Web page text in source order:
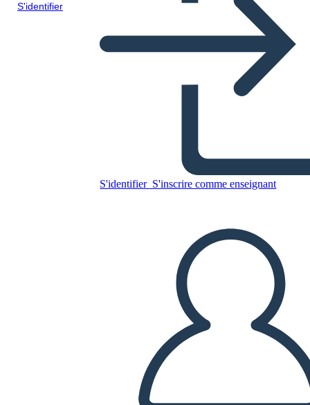
S'identifier
S'identifier S'inscrire comme enseignant
LIRE LE DIAPORAMA
LIS-MOI